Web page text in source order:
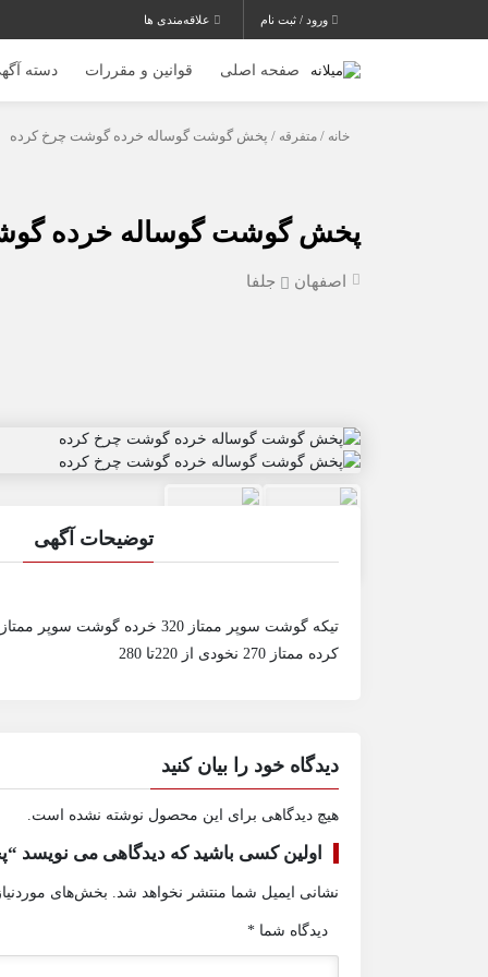
ورود / ثبت نام علاقه‌مندی ها
صفحه اصلی قوانین و مقررات دسته
خانه / متفرقه / پخش گوشت گوساله خرده گوشت چرخ کرده
پخش گوشت گوساله خرده
اصفهان جلفا
توضیحات آگهی
کرده ممتاز 270 نخودی از 220تا 280
دیدگاه خود را بیان کنید
هیچ دیدگاهی برای این محصول نوشته نشده است.
اولین کسی باشید که دیدگاهی می
نشانی ایمیل شما منتشر نخواهد شد. بخش‌های
دیدگاه شما *